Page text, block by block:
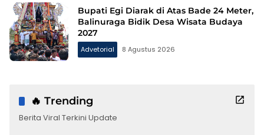
Bupati Egi Diarak di Atas Bade 24 Meter,
Balinuraga Bidik Desa Wisata Budaya
2027
Advetorial 8 Agustus 2026
🔥 Trending
Berita Viral Terkini Update